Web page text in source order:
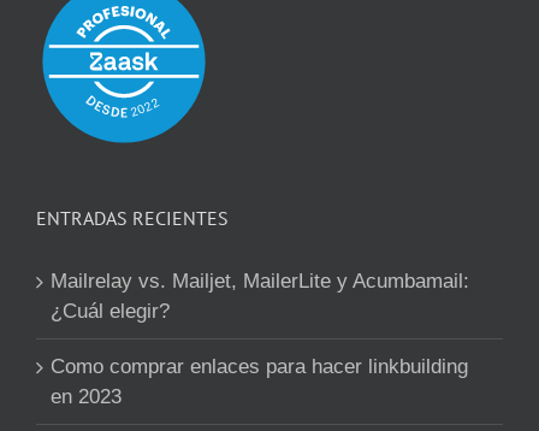
ENTRADAS RECIENTES
Mailrelay vs. Mailjet, MailerLite y Acumbamail:
¿Cuál elegir?
Como comprar enlaces para hacer linkbuilding
en 2023